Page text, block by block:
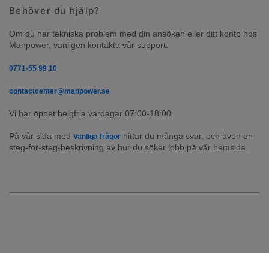
Behöver du hjälp?
Om du har tekniska problem med din ansökan eller ditt konto hos
Manpower, vänligen kontakta vår support:
0771-55 99 10
contactcenter@manpower.se
Vi har öppet helgfria vardagar 07:00-18:00.
På vår sida med Vanliga frågor hittar du många svar, och även en
steg-för-steg-beskrivning av hur du söker jobb på vår hemsida.